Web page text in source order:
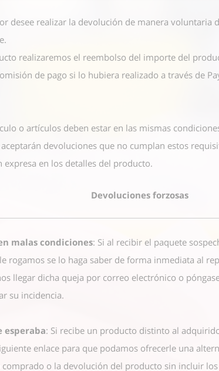
desee realizar la devolución de manera voluntaria
.
realizaremos el reembolso del importe del
de pago si lo hubiera realizado a través de
o artículos deben estar en las mismas
devoluciones que no cumplan estos
en los detalles del producto.
Devoluciones forzosas
malas condiciones: Si al recibir el paquete
rogamos se lo haga saber de forma inmediata al
llegar dicha queja por correo electrónico o
su incidencia.
esperaba: Si recibe un producto distinto al
enlacepara que podamos ofrecerle una
o la devolución del producto sin incluir